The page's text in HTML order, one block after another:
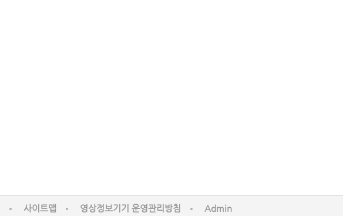
사이트맵 영상정보기기 운영관리방침 Admin